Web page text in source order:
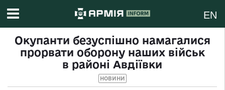
EN
Окупанти безуспішно намагалися
прорвати оборону наших військ
в районі Авдіївки
НОВИНИ